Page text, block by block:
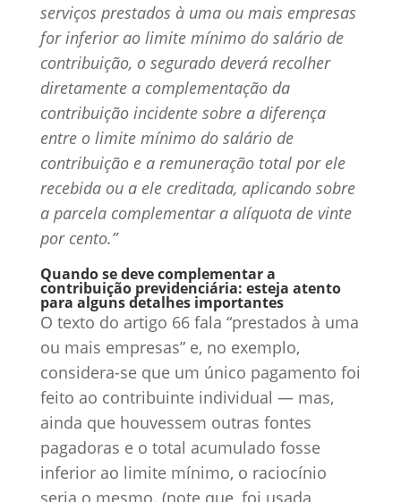
serviços prestados à uma ou mais empresas
for inferior ao limite mínimo do salário de
contribuição, o segurado deverá recolher
diretamente a complementação da
contribuição incidente sobre a diferença
entre o limite mínimo do salário de
contribuição e a remuneração total por ele
recebida ou a ele creditada, aplicando sobre
a parcela complementar a alíquota de vinte
por cento.”
Quando se deve complementar a
contribuição previdenciária: esteja atento
para alguns detalhes importantes
O texto do artigo 66 fala “prestados à uma
ou mais empresas” e, no exemplo,
considera-se que um único pagamento foi
feito ao contribuinte individual —mas,
ainda que houvessem outras fontes
pagadoras e o total acumulado fosse
inferior ao limite mínimo, o raciocínio
seria o mesmo. (note que, foi usada